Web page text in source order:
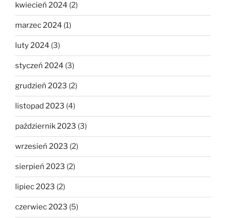
kwiecień 2024 (2)
marzec 2024 (1)
luty 2024 (3)
styczeń 2024 (3)
grudzień 2023 (2)
listopad 2023 (4)
październik 2023 (3)
wrzesień 2023 (2)
sierpień 2023 (2)
lipiec 2023 (2)
czerwiec 2023 (5)